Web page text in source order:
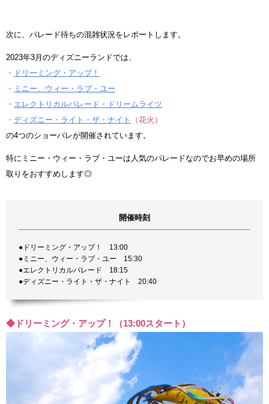
次に、パレード待ちの混雑状況をレポートします。
2023年3月のディズニーランドでは、
・ ドリーミング・アップ！
・ ミニー、ウィー・ラブ・ユー
・ エレクトリカルパレード・ドリームライツ
・ ディズニー・ライト・ザ・ナイト
（花火）
の4つのショーパレが開催されています。
特にミニー・ウィー・ラブ・ユーは人気のパレードなのでお早めの場所
取りをおすすめします◎
開催時刻
●ドリーミング・アップ！ 13:00
●ミニー、ウィー・ラブ・ユー 15:30
●エレクトリカルパレード 18:15
●ディズニー・ライト・ザ・ナイト 20:40
◆ドリーミング・アップ！（13:00スタート）